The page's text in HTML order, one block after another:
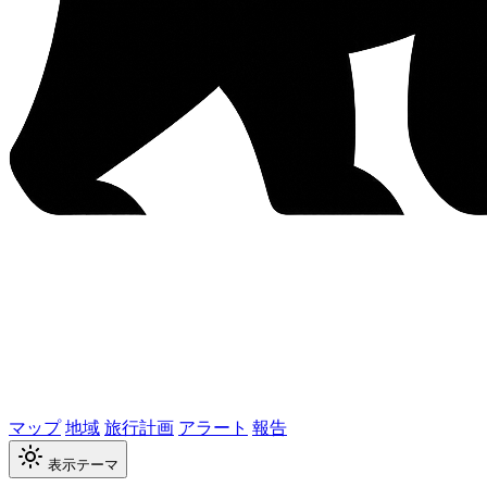
マップ地域旅行計画 アラート 報告
表示テーマ